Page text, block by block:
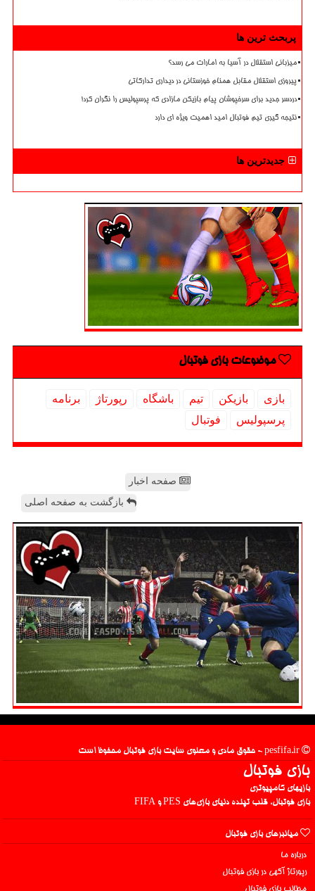
پربحث ترین ها
میزبانی استقلال در آسیا به امارات می رسد؟
پیروزی استقلال مقابل همنام خوزستانی در دیداری تدارکاتی
دردسر جدید برای سرخپوشان پیام بازیکن مازادی که پرسپولیس را نگران کرد!
نتیجه گیری تیم فوتبال امید اهمیت ویژه ای دارد
جدیدترین ها
موضوعات بازی فوتبال
بازی بازیكن تیم باشگاه رپورتاژ
برنامه
پرسپولیس
فوتبال
صفحه اخبار
بازگشت به صفحه اصلی
بازی فوتبال
بازیهای کامپیوتری
بازی فوتبال، قلب تپنده دنیای بازی‌های PES و FIFA
میانبرهای بازی فوتبال
درباره ما
رپورتاژ آگهی در بازی فوتبال